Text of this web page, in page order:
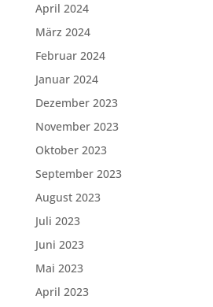
April 2024
März 2024
Februar 2024
Januar 2024
Dezember 2023
November 2023
Oktober 2023
September 2023
August 2023
Juli 2023
Juni 2023
Mai 2023
April 2023